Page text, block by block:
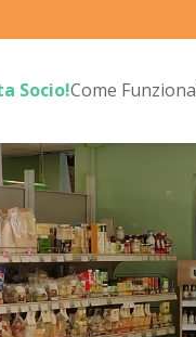
Socio!Come Funziona